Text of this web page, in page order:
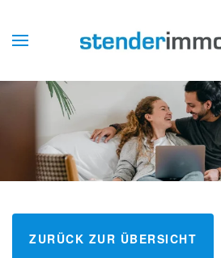
ZURÜCK ZUR ÜBERSICHT